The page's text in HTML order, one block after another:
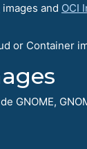
images and OCI
or Container
GNOME,